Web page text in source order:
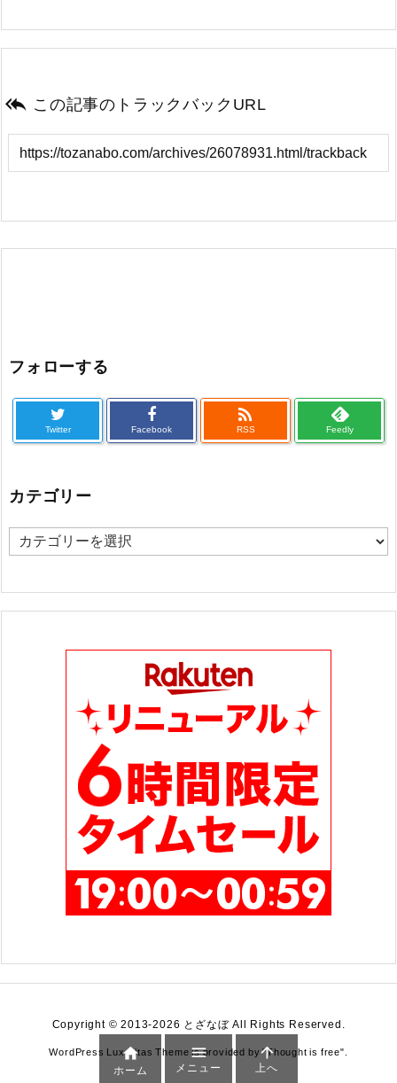
 この記事のトラックバックURL
フォローする
Twitter Facebook

RSS Feedly
カテゴリー
カ
ゴ
Copyright ©2013-2026 とざなぼAll Rights Reserved.
WordPress Luxeritas Theme is provided by "Thought is free".

ホーム

メニュー

上へ